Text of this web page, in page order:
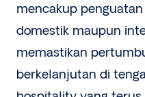
mencakup
domestik maupun
memastikan
berkelanjutan di